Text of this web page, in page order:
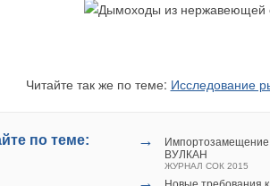
Читайте так же по теме: Исследование
по теме: →
Импортозамещение
ВУЛКАН
ЖУРНАЛ СОК 2015